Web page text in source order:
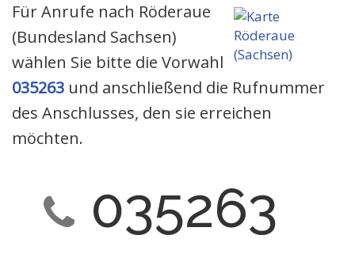
Für Anrufe nach Röderaue
(Bundesland Sachsen)
wählen Sie bitte die Vorwahl
035263 und anschließend die Rufnummer
des Anschlusses, den sie erreichen
möchten.
035263